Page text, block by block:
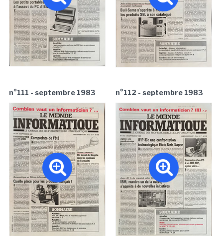
n°111 - septembre 1983 n°112 - septembre 1983